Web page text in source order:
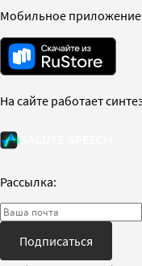
Мобильное приложение
На сайте работает
Рассылка:
Подписаться